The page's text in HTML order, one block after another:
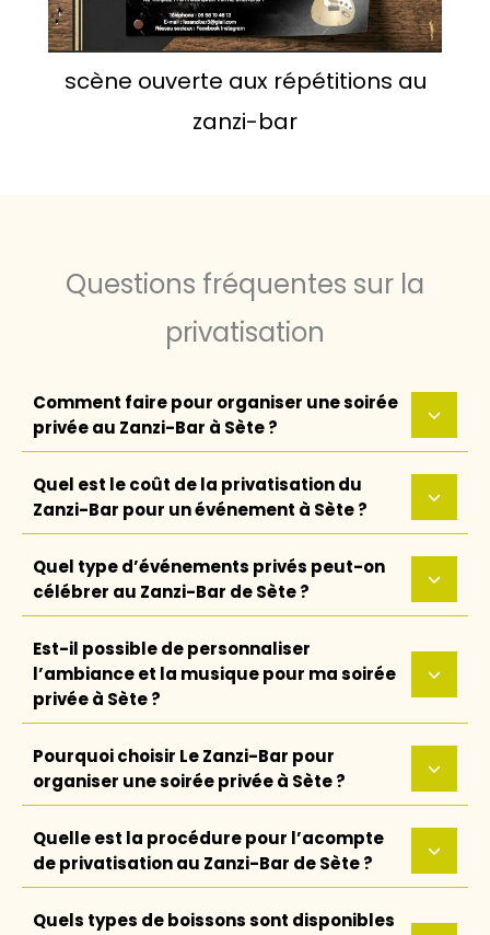
scène ouverte aux répétitions au
zanzi-bar
Questions fréquentes sur la
privatisation
Comment faire pour organiser une soirée
privée au Zanzi-Bar à Sète ?
Quel est le coût de la privatisation du
Zanzi-Bar pour un événement à Sète ?
Quel type d’événements privés peut-on
célébrer au Zanzi-Bar de Sète ?
Est-il possible de personnaliser
l’ambiance et la musique pour ma soirée
privée à Sète ?
Pourquoi choisir Le Zanzi-Bar pour
organiser une soirée privée à Sète ?
Quelle est la procédure pour l’acompte
de privatisation au Zanzi-Bar de Sète ?
Quels types de boissons sont disponibles